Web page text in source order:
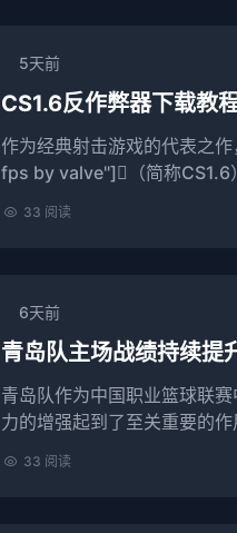
5天前
CS1.6反作弊器下载教
作为经典射击游戏的代表之
fps by valve"]（简称CS1.6
33 阅读
6天前
青岛队主场战绩持续提
青岛队作为中国职业篮球联
力的增强起到了至关重要的
迷的支持力度，也提升了球
33 阅读